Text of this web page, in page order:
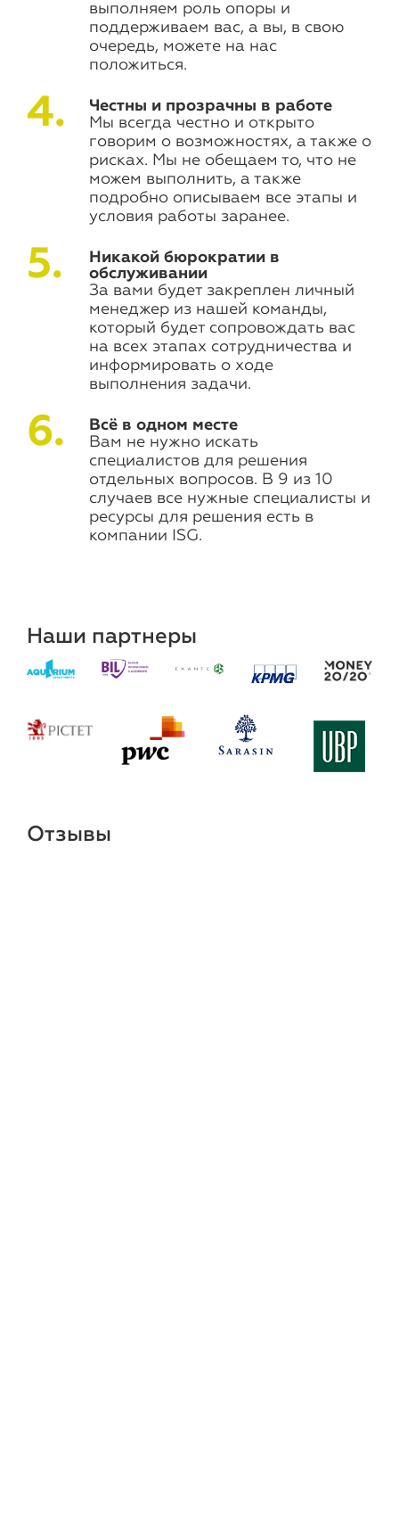
выполняем роль опоры и
поддерживаем вас, а вы, в свою
очередь, можете на нас
положиться.
Честны и прозрачны в работе
Мы всегда честно и открыто
говорим о возможностях, а также о
рисках. Мы не обещаем то, что не
можем выполнить, а также
подробно описываем все этапы и
условия работы заранее.
Никакой бюрократии в
обслуживании
За вами будет закреплен личный
менеджер из нашей команды,
который будет сопровождать вас
на всех этапах сотрудничества и
информировать о ходе
выполнения задачи.
Всё в одном месте
Вам не нужно искать
специалистов для решения
отдельных вопросов. В 9 из 10
случаев все нужные специалисты и
ресурсы для решения есть в
компании ISG.
Наши партнеры
Отзывы